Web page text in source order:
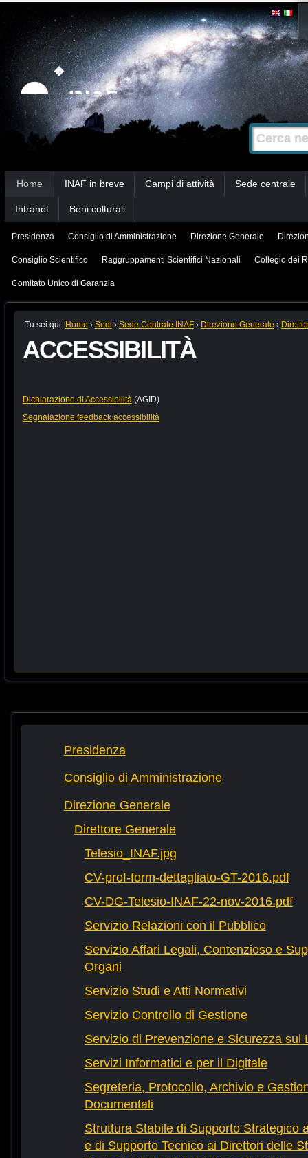
Strumenti
personali
Salta
contenuti.
|
Salta
alla
navigazione
Cerca nel
Ricerca
avanzata…
Home INAF in breve Campi di attività Sede centrale
Intranet Beni culturali
Presidenza Consiglio di Amministrazione Direzione Generale
Consiglio Scientifico Raggruppamenti Scientifici Nazionali Collegio dei
Comitato Unico di Garanzia
Tu sei qui: Home › Sedi › Sede Centrale INAF › Direzione Generale ›
ACCESSIBILITÀ
Dichiarazione di Accessibilità (AGID)
Segnalazione feedback accessibilità
Presidenza
Consiglio di Amministrazione
Direzione Generale
Direttore Generale
Telesio_INAF.jpg
CV-prof-form-dettagliato-GT-2016.pdf
CV-DG-Telesio-INAF-22-nov-2016.pdf
Servizio Relazioni con il Pubblico
Servizio Affari Legali, Contenzioso e
Organi
Servizio Studi e Atti Normativi
Servizio Controllo di Gestione
Servizio di Prevenzione e Sicurezza sul
Servizi Informatici e per il Digitale
Segreteria, Protocollo, Archivio e
Documentali
Struttura Stabile di Supporto Strategico
e di Supporto Tecnico ai Direttori delle